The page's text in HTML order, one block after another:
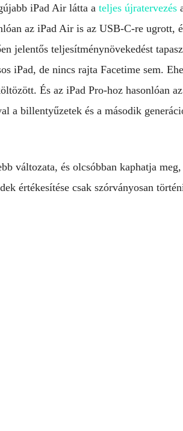
iPad Air látta a teljes újratervezés
az iPad Air is az USB-C-re ugrott,
jelentős teljesítménynövekedést
iPad, de nincs rajta Facetime sem.
És az iPad Pro-hoz hasonlóan
a billentyűzetek és a második
változata, és olcsóbban kaphatja
értékesítése csak szórványosan